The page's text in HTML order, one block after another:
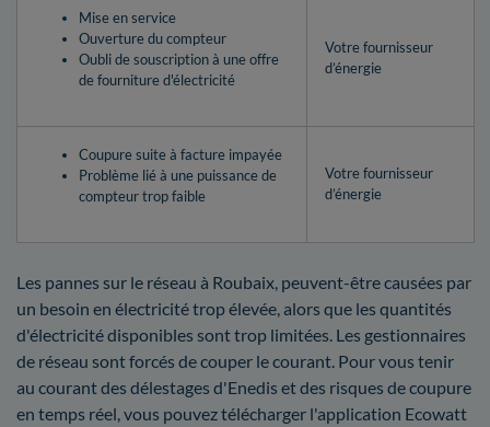
Mise en service
Ouverture du compteur
Oubli de souscription à une offre
de fourniture d'électricité
Votre fournisseur
d’énergie
Coupure suite à facture impayée
Problème lié à une puissance de
compteur trop faible
Votre fournisseur
d’énergie
Les pannes sur le réseau à Roubaix, peuvent-être causées par
un besoin en électricité trop élevée, alors que les quantités
d'électricité disponibles sont trop limitées. Les gestionnaires
de réseau sont forcés de couper le courant. Pour vous tenir
au courant des délestages d'Enedis et des risques de coupure
en temps réel, vous pouvez télécharger l'application Ecowatt